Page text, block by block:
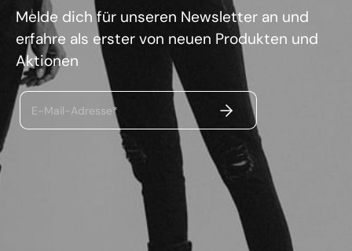
Melde dich für unseren Newsletter an und
erfahre als erster von neuen Produkten und
Aktionen
E-Mail-Adresse* ABSENDEN